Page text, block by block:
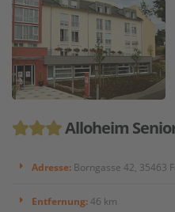
Alloheim
Adresse: Borngasse 42, 35463
Entfernung:46 km